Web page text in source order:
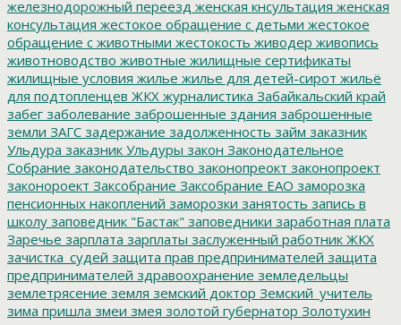
железнодорожный переезд женская кнсультация женская
консультация жестокое обращение с детьми жестокое
обращение с животными жестокость живодер живопись
животноводство животные жилищные сертификаты
жилищные условия жилье жилье для детей-сирот жильё
для подтопленцев ЖКХ журналистика Забайкальский край
забег заболевание заброшенные здания заброшенные
земли ЗАГС задержание задолженность займ заказник
Ульдура заказник Ульдуры закон Законодательное
Собрание законодательство законопреокт законопроект
законороект Заксобрание Заксобрание ЕАО заморозка
пенсионных накоплений заморозки занятость запись в
школу заповедник "Бастак" заповедники заработная плата
Заречье зарплата зарплаты заслуженный работник ЖКХ
зачистка_судей защита прав предпринимателей защита
предпринимателей здравоохранение земледельцы
землетрясение земля земский доктор Земский_учитель
зима пришла змеи змея золотой губернатор Золотухин